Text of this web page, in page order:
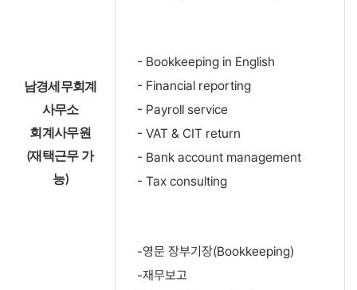
남경세무회계
사무소
회계사무원
(재택근무 가
능)
- Bookkeeping in English
- Financial reporting
- Payroll service
- VAT & CIT return
- Bank account management
- Tax consulting
-영문 장부기장(Bookkeeping)
-재무보고